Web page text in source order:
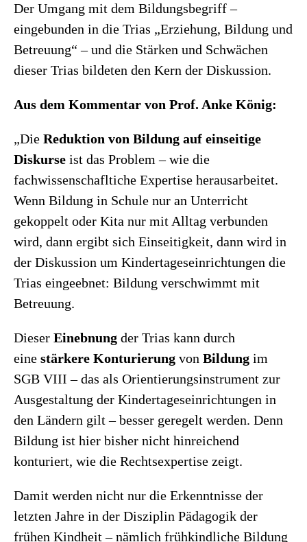
Der Umgang mit dem Bildungsbegriff –
eingebunden in die Trias „Erziehung, Bildung und
Betreuung“ – und die Stärken und Schwächen
dieser Trias bildeten den Kern der Diskussion.
Aus dem Kommentar von Prof. Anke König:
„Die Reduktion von Bildung auf einseitige
Diskurse ist das Problem – wie die
fachwissenschafltiche Expertise herausarbeitet.
Wenn Bildung in Schule nur an Unterricht
gekoppelt oder Kita nur mit Alltag verbunden
wird, dann ergibt sich Einseitigkeit, dann wird in
der Diskussion um Kindertageseinrichtungen die
Trias eingeebnet: Bildung verschwimmt mit
Betreuung.
Dieser Einebnung der Trias kann durch
eine stärkere Konturierung von Bildung im
SGB VIII – das als Orientierungsinstrument zur
Ausgestaltung der Kindertageseinrichtungen in
den Ländern gilt – besser geregelt werden. Denn
Bildung ist hier bisher nicht hinreichend
konturiert, wie die Rechtsexpertise zeigt.
Damit werden nicht nur die Erkenntnisse der
letzten Jahre in der Disziplin Pädagogik der
frühen Kindheit – nämlich frühkindliche Bildung